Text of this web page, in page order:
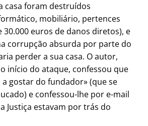
casa foram destruídos
mobiliário, pertences
30.000 euros de danos diretos), e
corrupção absurda por parte do
perder a sua casa. O autor,
início do ataque, confessou que
a gostar do fundador (que se
e confessou-lhe por e-mail
Justiça estavam por trás do